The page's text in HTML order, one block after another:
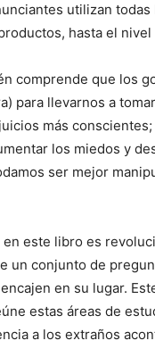
utilizan
hasta el
comprende que los
para llevarnos a
más
los miedos y
ser mejor
este libro es
un conjunto de
en su lugar.
estas áreas de
a los extraños